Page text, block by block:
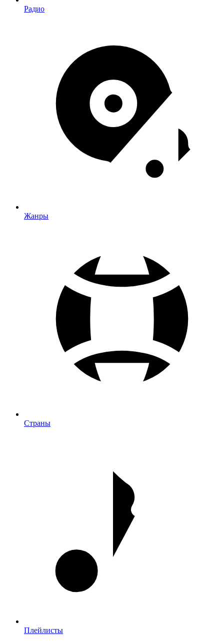
Радио
Жанры
Страны
Плейлисты